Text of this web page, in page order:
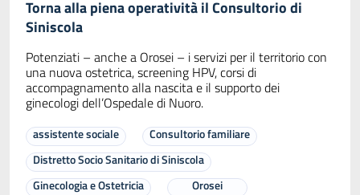
Torna alla piena operatività il Consultorio di
Siniscola
Potenziati – anche a Orosei – i servizi per il territorio con
una nuova ostetrica, screening HPV, corsi di
accompagnamento alla nascita e il supporto dei
ginecologi dell’Ospedale di Nuoro.
assistente sociale
Consultorio familiare
Distretto Socio Sanitario di Siniscola
Ginecologia e Ostetricia
Orosei